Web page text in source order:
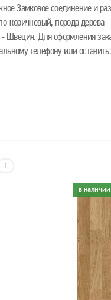
Замковое соединение и
коричневый, порода дерева
Швеция. Для оформления
телефону или оставить
1
в наличии